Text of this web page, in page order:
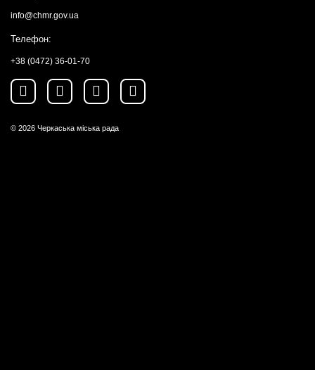
info@chmr.gov.ua
Телефон:
+38 (0472) 36-01-70
© 2026 Черкаська міська рада